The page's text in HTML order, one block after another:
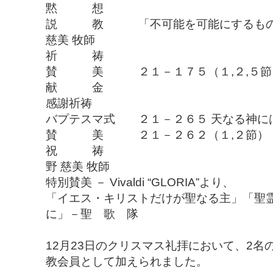
黙 想
説 教 「不可能を可能に
慈美 牧師
祈 祷
賛 美 ２１－１７５（１,２,５節
献 金
感謝祈祷
バプテスマ式 ２１－２６５ 天なる神に
賛 美 ２１－２６２（１,２節）（ア
祝
野 慈美 牧師
特別賛美 － Vivaldi “GLORIA”より、
「イエス・キリストだけが聖なる主」「
に」－聖 歌 隊
12月23日のクリスマス礼拝において、2名
教会員として加えられました。